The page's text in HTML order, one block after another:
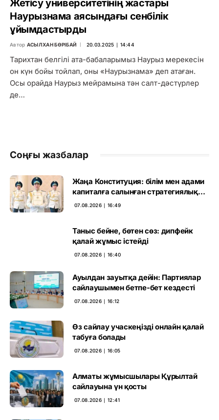
Жетісу университетінің жастары
Наурызнама аясындағы сенбілік
ұйымдастырды
Автор АСЫЛХАН БӨРІБАЙ 20.03.2025 ∣ 14:44
Тарихтан белгілі ата-бабаларымыз Наурыз мерекесін
он күн бойы тойлап, оны «Наурызнама» деп атаған.
Осы орайда Наурыз мейрамына тән салт-дәстүрлер
де…
Соңғы жазбалар
Жаңа Конституция: білім мен адами
капиталға салынған стратегиялық
негіз
07.08.2026 ∣ 16:49
Таныс бейне, бөтен сөз: дипфейк
қалай жұмыс істейді
07.08.2026 ∣ 16:40
Ауылдан зауытқа дейін: Партиялар
сайлаушымен бетпе-бет кездесті
07.08.2026 ∣ 16:12
Өз сайлау учаскеңізді онлайн қалай
табуға болады
07.08.2026 ∣ 16:05
Алматы жұмысшылары Құрылтай
сайлауына үн қосты
07.08.2026 ∣ 12:41